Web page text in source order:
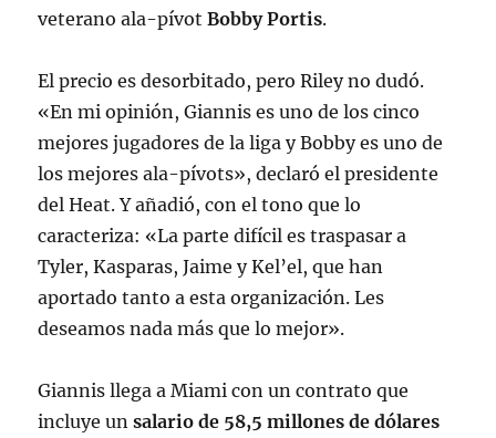
veterano ala-pívotBobby Portis.
El precio es desorbitado, pero Riley no dudó.
«En mi opinión, Giannis es uno de los cinco
mejores jugadores de la liga y Bobby es uno de
los mejores ala-pívots», declaró el presidente
del Heat. Y añadió, con el tono que lo
caracteriza: «La parte difícil es traspasar a
Tyler, Kasparas, Jaime y Kel’el, que han
aportado tanto a esta organización. Les
deseamos nada más que lo mejor».
Giannis llega a Miami con un contrato que
incluye unsalario de 58,5 millones de dólares